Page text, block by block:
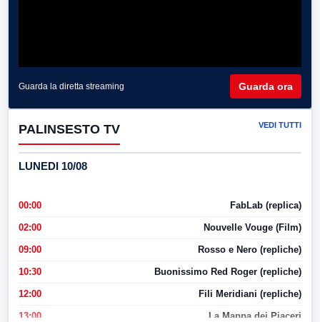
Guarda la diretta streaming Guarda ora
PALINSESTO TV VEDI TUTTI
LUNEDI 10/08
00:00 FabLab (replica)
02:00 Nouvelle Vouge (Film)
09:00 Rosso e Nero (repliche)
10:30 Buonissimo Red Roger (repliche)
12:00 Fili Meridiani (repliche)
13:00 La Mappa dei Piaceri